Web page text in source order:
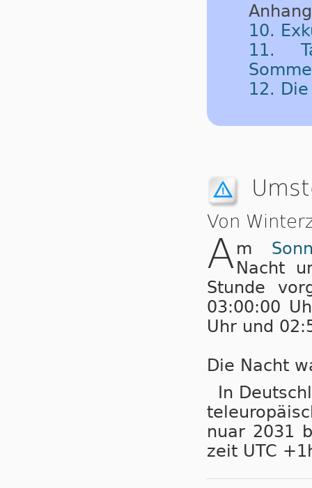
Anhang
10.
11.
12.
Von
Am
Nacht
Stunde
03:00:00
Uhr und
Die Nacht
In
nu­ar 2031
zeit UTC